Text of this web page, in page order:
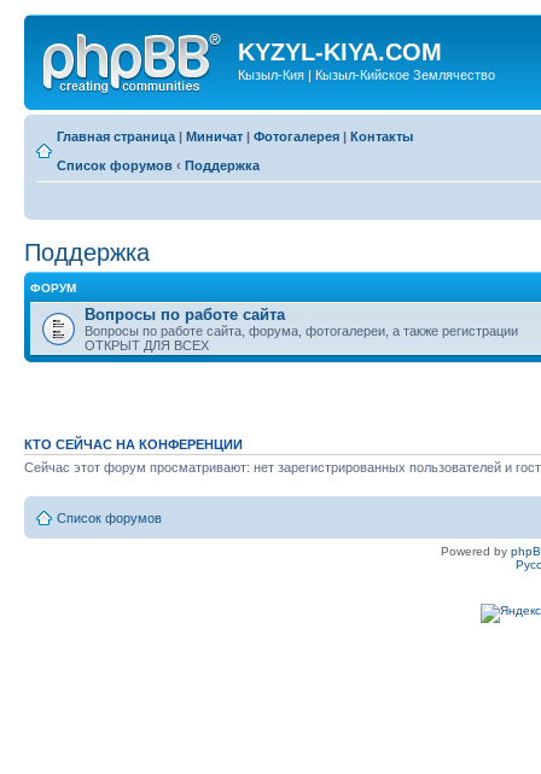
KYZYL-KIYA.COM
Кызыл-Кия | Кызыл-Кийское Землячество
Главная страница | Миничат | Фотогалерея | Контакты
Список форумов ‹ Поддержка
Поддержка
ФОРУМ
Вопросы по работе сайта
Вопросы по работе сайта, форума, фотогалереи, а также регистрации
ОТКРЫТ ДЛЯ ВСЕХ
КТО СЕЙЧАС НА КОНФЕРЕНЦИИ
Сейчас этот форум просматривают: нет зарегистрированных пользователей и
Список форумов
Powered by